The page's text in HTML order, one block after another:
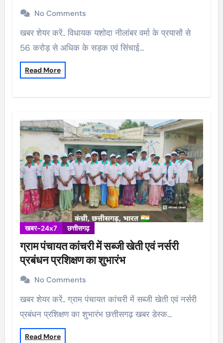
No Comments
खबर शेयर करें.. विधायक यशोदा नीलांबर वर्मा के प्रयासों से
56 करोड़ से अधिक के सड़क एवं सिंचाई…
Read More
खबर-24x7 छत्तीसगढ़
ग्राम पंचायत कांचरी में सब्जी खेती एवं नर्सरी
प्रबंधन प्रशिक्षण का शुभारंभ
No Comments
खबर शेयर करें.. ग्राम पंचायत कांचरी में सब्जी खेती एवं नर्सरी
प्रबंधन प्रशिक्षण का शुभारंभ छत्तीसगढ़ खबर डेस्क…
Read More